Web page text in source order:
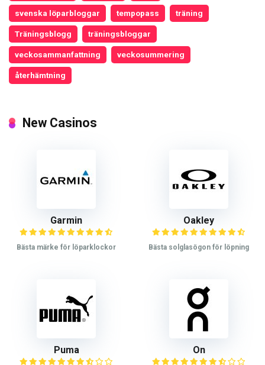
svenska löparbloggar tempopass träning
Träningsblogg träningsbloggar
veckosammanfattning veckosummering
återhämtning
New Casinos
Garmin
Bästa märke för löparklockor
Oakley
Bästa solglasögon för löpning
Puma On